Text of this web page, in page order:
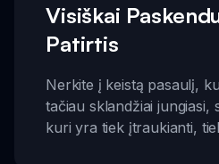
Visiškai
Patirtis
Nerkite į keistą pasaulį,
tačiau sklandžiai jungiasi,
kuri yra tiek įtraukianti,